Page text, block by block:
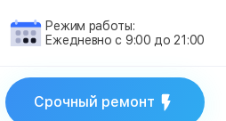
Режим работы:
Ежедневно с 9:00 до 21:00
Срочный ремонт